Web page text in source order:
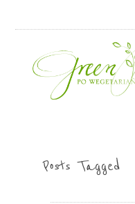
Posts Tagged